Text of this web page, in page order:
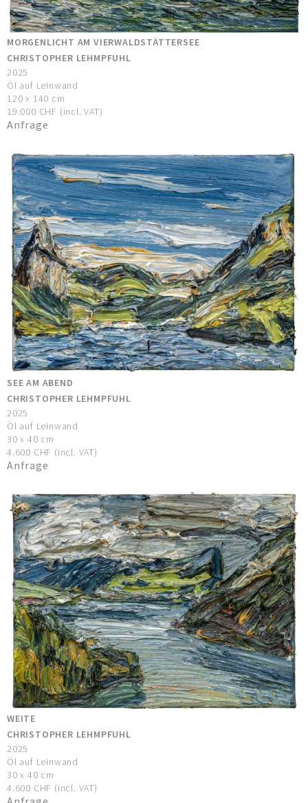
MORGENLICHT AM VIERWALDSTÄTTERSEE
CHRISTOPHER LEHMPFUHL
2025
Öl auf Leinwand
120 x 140 cm
19.000 CHF (incl. VAT)
Anfrage
SEE AM ABEND
CHRISTOPHER LEHMPFUHL
2025
Öl auf Leinwand
30 x 40 cm
4.600 CHF (incl. VAT)
Anfrage
WEITE
CHRISTOPHER LEHMPFUHL
2025
Öl auf Leinwand
30 x 40 cm
4.600 CHF (incl. VAT)